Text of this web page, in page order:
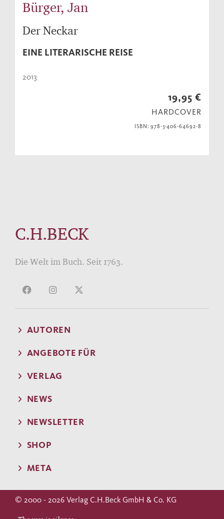
Bürger, Jan
Der Neckar
EINE LITERARISCHE REISE
2013
19,95 €
HARDCOVER
ISBN: 978-3-406-64692-8
C.H.BECK
Die Welt im Buch. Seit 1763.
AUTOREN
ANGEBOTE FÜR
VERLAG
NEWS
NEWSLETTER
SHOP
META
© 2000 - 2026 Verlag C.H.Beck GmbH & Co. KG